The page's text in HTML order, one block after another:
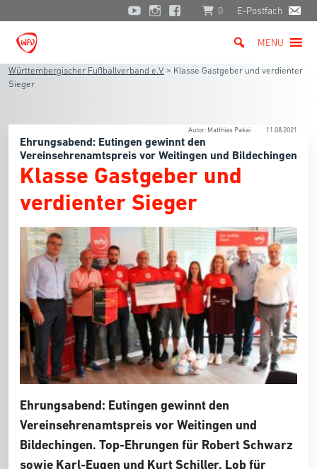
0 E-Postfach
MENU
Württembergischer Fußballverband e.V. > Klasse Gastgeber und verdienter
Sieger
Autor: Matthias Pakai 11.08.2021
Ehrungsabend: Eutingen gewinnt den
Vereinsehrenamtspreis vor Weitingen und Bildechingen
Klasse Gastgeber und
verdienter Sieger
Ehrungsabend: Eutingen gewinnt den
Vereinsehrenamtspreis vor Weitingen und
Bildechingen. Top-Ehrungen für Robert Schwarz
sowie Karl-Eugen und Kurt Schiller. Lob für